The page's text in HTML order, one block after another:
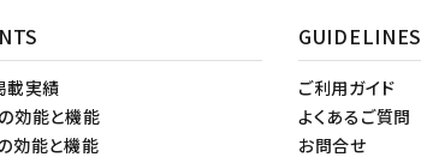
載実績
効能と機能
効能と機能
GUIDELINES
ご利用ガイド
よくあるご質問
お問合せ